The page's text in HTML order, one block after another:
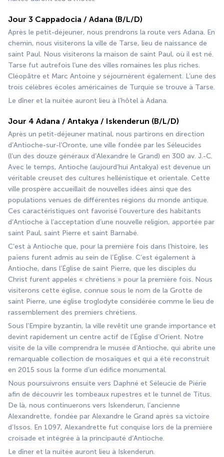
Jour 3 Cappadocia / Adana (B/L/D)
Après le petit-déjeuner, nous prendrons la route vers Adana. En
chemin, nous visiterons la ville de Tarse, lieu de naissance de
saint Paul. Nous visiterons la maison de saint Paul, où il est né.
Tarse fut autrefois l’une des villes romaines les plus riches.
Cléopâtre et Marc Antoine y séjournèrent également. L’une des
trois célèbres écoles américaines de Turquie se trouve à Tarse.
Le dîner et la nuitée auront lieu à l’hôtel à Adana.
Jour 4 Adana / Antakya / Iskenderun (B/L/D)
Après un petit-déjeuner matinal, nous partirons en direction
d’Antioche-sur-l’Oronte, une ville fondée par les Séleucides
(l’un des douze généraux d’Alexandre le Grand) en 300 av. J.-C.
Avec le temps, Antioche (aujourd’hui Antakya) est devenue un
véritable creuset des cultures hellénistique et orientale. Cette
ville prospère accueillait de nouvelles idées ainsi que des
populations venues de différentes régions du monde antique.
Ces caractéristiques ont favorisé l’ouverture des habitants
d’Antioche à l’acceptation d’une nouvelle religion, apportée par
saint Paul, saint Pierre et saint Barnabé.
C’est à Antioche que, pour la première fois dans l’histoire, les
païens furent admis au sein de l’Église. C’est également à
Antioche, dans l’Église de saint Pierre, que les disciples du
Christ furent appelés « chrétiens » pour la première fois. Nous
visiterons cette église, connue sous le nom de la Grotte de
saint Pierre, une église troglodyte considérée comme le lieu de
rassemblement des premiers chrétiens.
Sous l’Empire byzantin, la ville revêtit une grande importance et
devint rapidement un centre actif de l’Église d’Orient. Notre
visite de la ville comprendra le musée d’Antioche, qui abrite une
remarquable collection de mosaïques et qui a été reconstruit
en 2015 sous la forme d’un édifice monumental.
Nous poursuivrons ensuite vers Daphné et Séleucie de Piérie
afin de découvrir les tombeaux rupestres et le tunnel de Titus.
De là, nous continuerons vers Iskenderun, l’ancienne
Alexandrette, fondée par Alexandre le Grand après sa victoire
d’Issos. En 1097, Alexandrette fut conquise lors de la première
croisade et intégrée à la principauté d’Antioche.
Le dîner et la nuitée auront lieu à Iskenderun.